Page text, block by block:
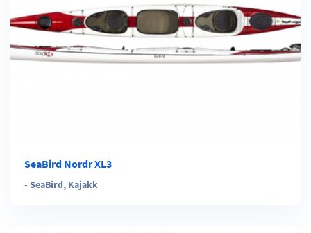
SeaBird Nordr XL3
- SeaBird, Kajakk